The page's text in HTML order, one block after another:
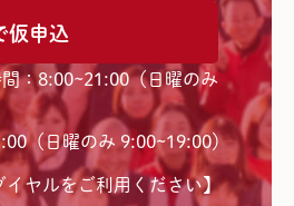
仮申込
：8:00~21:00（日曜のみ
（日曜のみ 9:00~19:00）
ヤルをご利用ください】